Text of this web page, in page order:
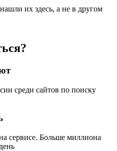
нашли их здесь, а не в другом
среди сайтов по поиску
сервисе. Больше миллиона